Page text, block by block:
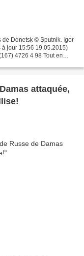
Donetsk © Sputnik. Igor
à jour 15:56 19.05.2015)
4726 4 98 Tout en
attaquée,